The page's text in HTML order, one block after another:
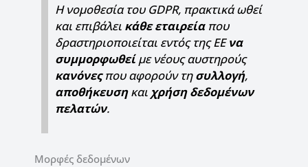
Η νομοθεσία του GDPR, πρακτικά ωθεί
και επιβάλει κάθε εταιρεία που
δραστηριοποιείται εντός της ΕΕνα
συμμορφωθείμε νέους αυστηρούς
κανόνεςπου αφορούν τησυλλογή,
αποθήκευσηκαι χρήση δεδομένων
πελατών.
Μορφές δεδομένων